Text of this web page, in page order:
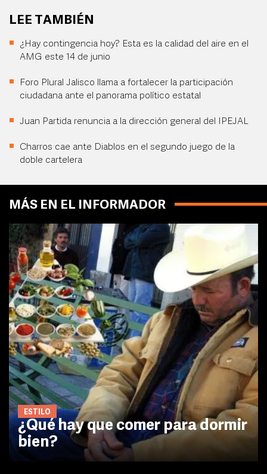
LEE TAMBIÉN
¿Hay contingencia hoy? Esta es la calidad del aire en el
AMG este 14 de junio
Foro Plural Jalisco llama a fortalecer la participación
ciudadana ante el panorama político estatal
Juan Partida renuncia a la dirección general del IPEJAL
Charros cae ante Diablos en el segundo juego de la
doble cartelera
MÁS EN EL INFORMADOR
ESTILO
¿Qué hay que comer para dormir
bien?